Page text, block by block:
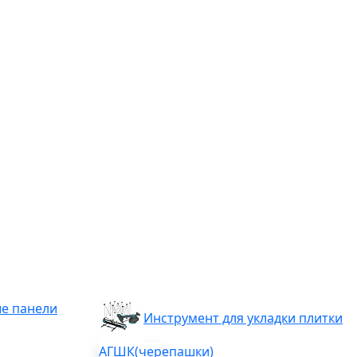
панели
Инструмент для укладки плитки
АГШК(черепашки)